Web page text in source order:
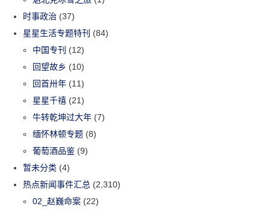
时事政治 (37)
星星生活专题特刊 (84)
中国专刊 (12)
回望故乡 (10)
回首卅年 (11)
星星千禧 (21)
牛转乾坤过大年 (7)
缅怀林顿专题 (8)
葡萄酒品鉴 (9)
暂未分类 (4)
热点新闻事件汇总 (2,310)
02_赵巍命案 (22)